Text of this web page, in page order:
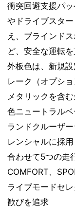
衝突回避支援パ
やドライブスタ
え、ブラインド
ど、安全な運転
外板色は、新規
レーク（オプシ
メタリックを含
色ニュートラル
ランドクルーザ
レンシャルに採
合わせて5つの走
COMFORT、
ライブモードセ
歓びを追求